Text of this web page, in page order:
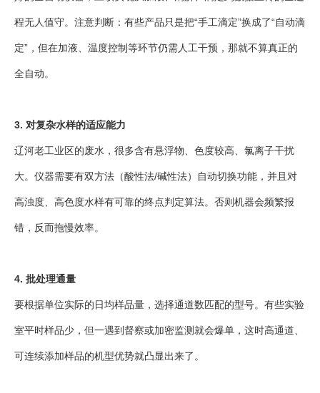
程无人值守。注意判断：有些产品只是把“手工滴定”换成了“自动滴
定”，但在加液、温度控制等环节仍需人工干预，那就不算真正的
全自动。
3. 对复杂水样的适应能力
辽河老工业区的废水，很多含有悬浮物、色度较高、氯离子干扰
大。仪器需要有双方法（酸性法/碱性法）自动切换功能，并且对
高浊度、高色度水样有可靠的终点判定算法。否则机器会频繁报
错，反而拖慢效率。
4. 批处理通量
要根据单位实际的日均样品量，选择通道数匹配的型号。有些实验
室平时样品少，但一遇到督察或加密监测就会爆单，这时高通道、
可连续添加样品的机型优势就凸显出来了。